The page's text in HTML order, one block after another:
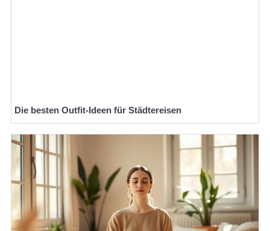
Die besten Outfit-Ideen für Städtereisen